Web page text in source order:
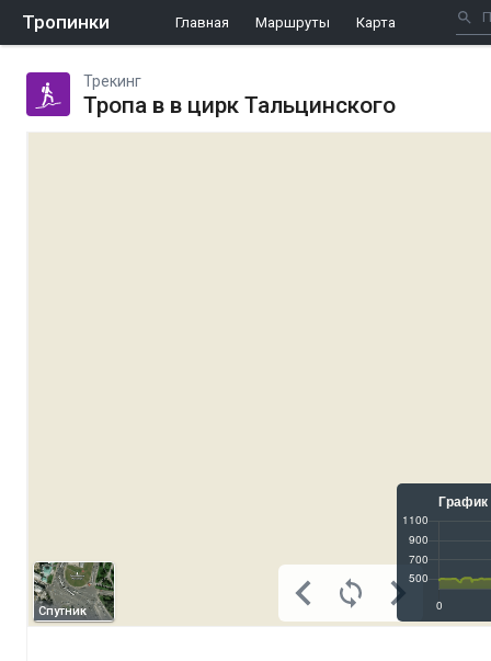
Тропинки Главная Маршруты Карта
Трекинг
Тропа в в цирк Тальцинского
Спутник